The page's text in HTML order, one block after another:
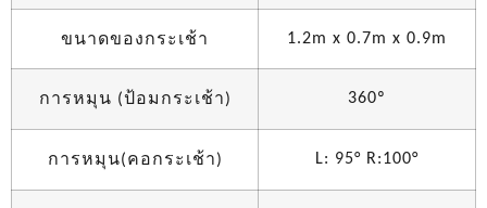
ขนาดของกระเช้า 1.2m x 0.7m x 0.9m
การหมุน (ป้อมกระเช้า) 360º
การหมุน(คอกระเช้า) L: 95° R:100°